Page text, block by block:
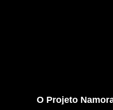
O Projeto